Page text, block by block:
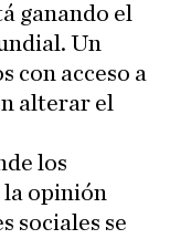
ganando el
Un
con acceso a
alterar el
los
opinión
sociales se